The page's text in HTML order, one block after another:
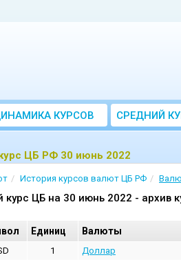
КУРСОВ
CРЕДНИЙ
ЗА
ЦБ РФ 30 июнь 2022
История курсов валют ЦБ РФ
курс ЦБ на 30 июнь 2022 - архив
Единиц Валюты
1 Доллар